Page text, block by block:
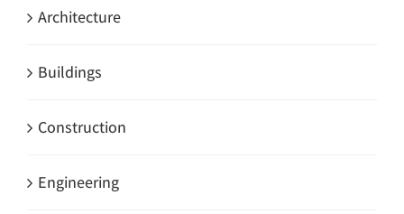
Architecture
Buildings
Construction
Engineering